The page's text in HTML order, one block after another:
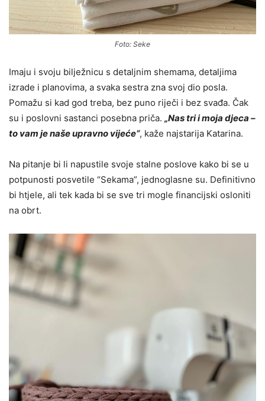
Foto: Seke
Imaju i svoju bilježnicu s detaljnim shemama, detaljima
izrade i planovima, a svaka sestra zna svoj dio posla.
Pomažu si kad god treba, bez puno riječi i bez svađa. Čak
su i poslovni sastanci posebna priča. „Nas tri i moja djeca –
to vam je naše upravno vijeće“, kaže najstarija Katarina.
Na pitanje bi li napustile svoje stalne poslove kako bi se u
potpunosti posvetile “Sekama”, jednoglasne su. Definitivno
bi htjele, ali tek kada bi se sve tri mogle financijski osloniti
na obrt.